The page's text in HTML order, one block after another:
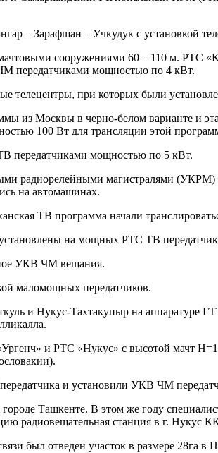
– Зарафшан – Учкудук с установкой
сооружениями 60 – 110 м. РТС
передатчиками мощностью по 4 кВт.
телецентры, при которых были
из Москвы в черно-белом варианте и
100 Вт для трансляции этой
передатчиками мощностью по 5 кВт.
радиорелейными магистралями
на автомашинах.
ТВ программа начали
на мощных РТС ТВ
УКВ ЧМ вещания.
маломощных передатчиков.
и Нукус-Тахтакупыр на аппаратуре
и РТС «Нукус» с высотой мачт
и установили УКВ ЧМ
Ташкенте. В этом же году
радиовещательная станция в г. Нукус
был отведен участок в размере 28га